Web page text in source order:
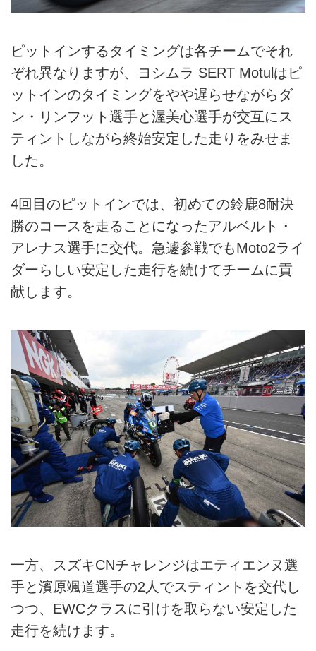
ピットインするタイミングは各チームでそれ
ぞれ異なりますが、ヨシムラ SERT Motulはピ
ットインのタイミングをやや遅らせながらダ
ン・リンフット選手と渥美心選手が交互にス
ティントしながら終始安定した走りをみせま
した。
4回目のピットインでは、初めての鈴鹿8耐決
勝のコースを走ることになったアルベルト・
アレナス選手に交代。急遽参戦でもMoto2ライ
ダーらしい安定した走行を続けてチームに貢
献します。
一方、スズキCNチャレンジはエティエンヌ選
手と濱原颯道選手の2人でスティントを交代し
つつ、EWCクラスに引けを取らない安定した
走行を続けます。